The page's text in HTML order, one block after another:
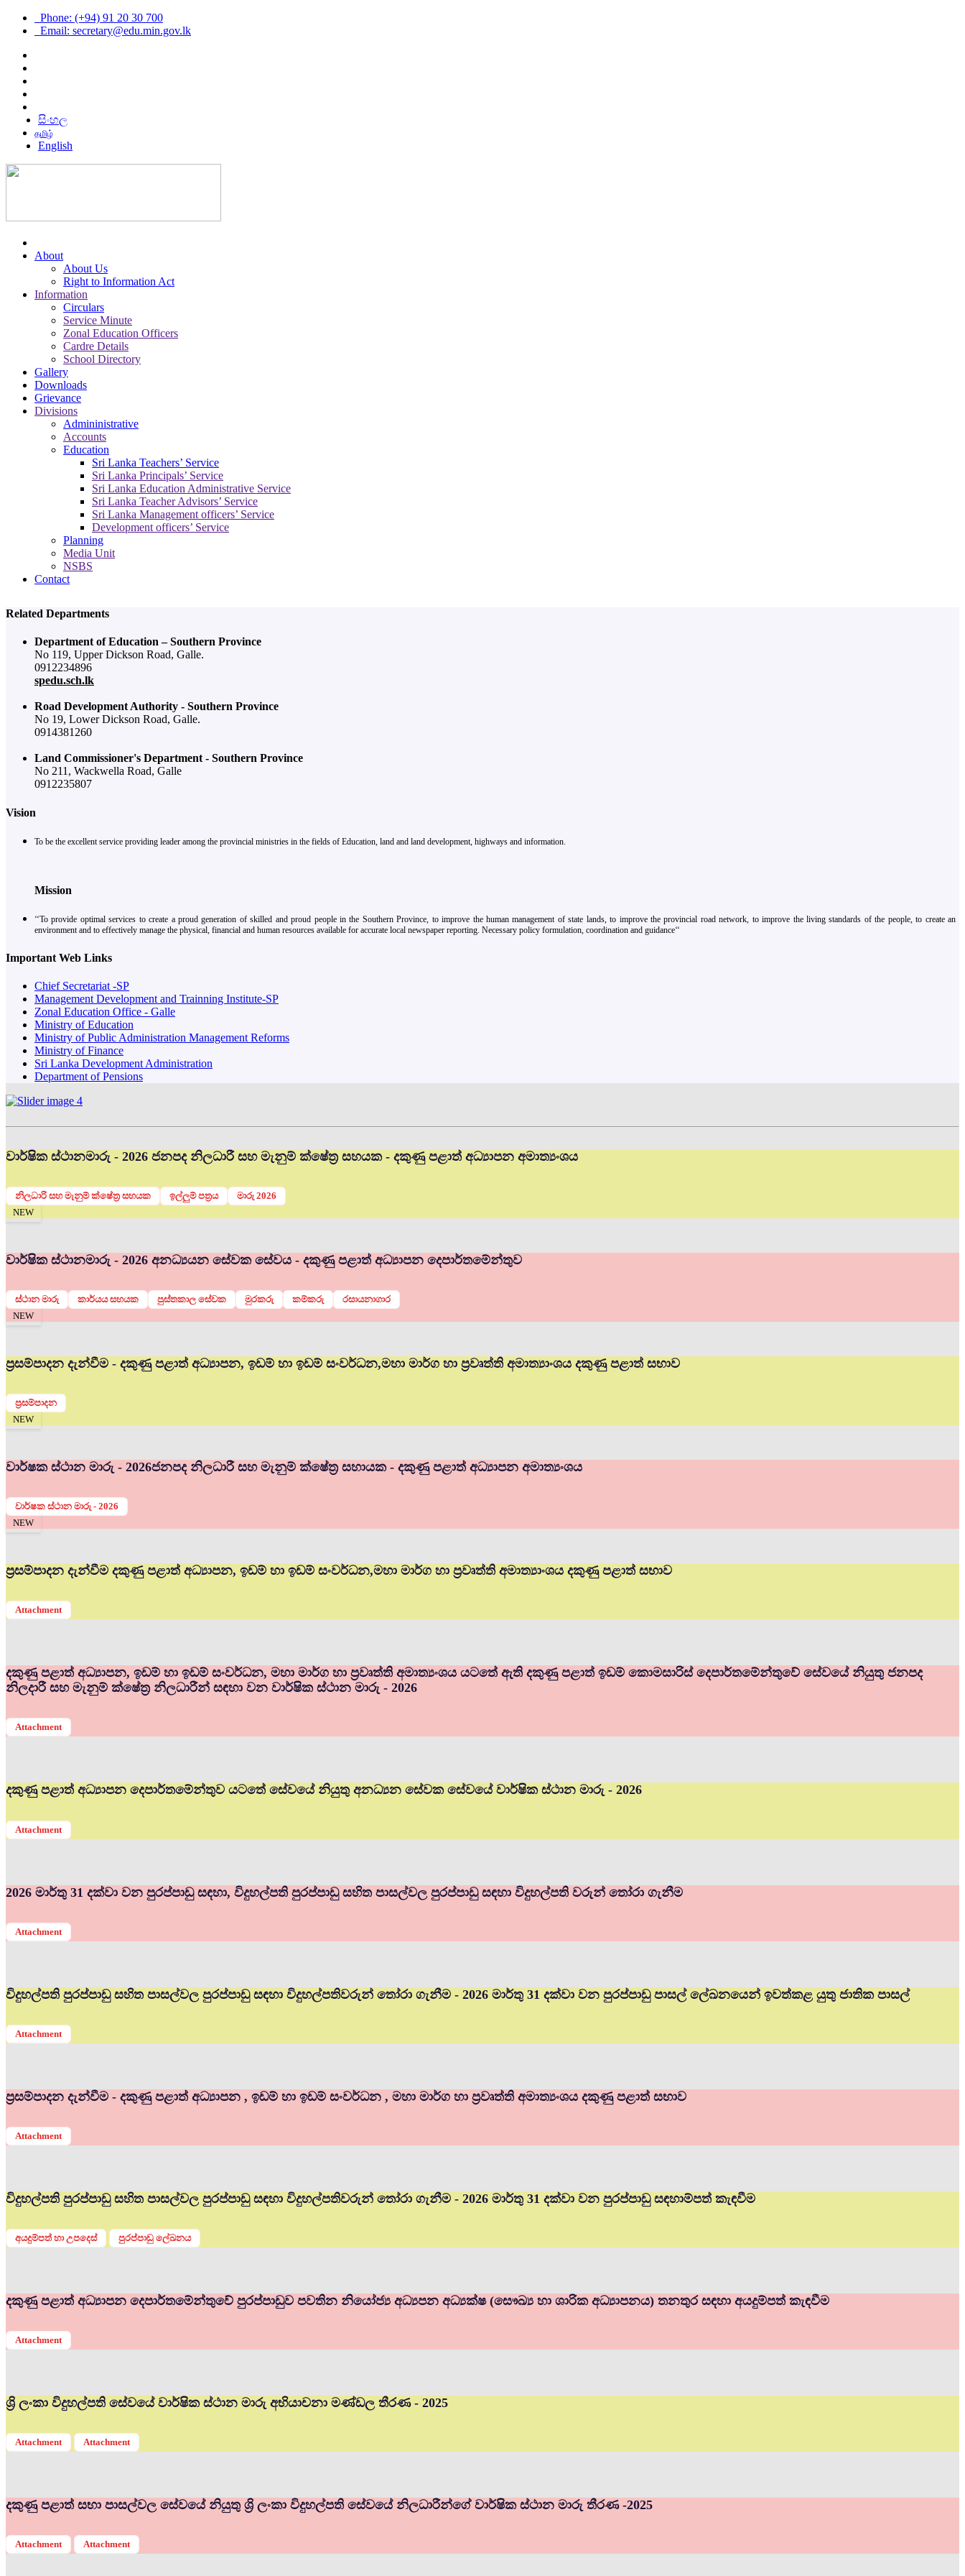
Phone: (+94) 91 20 30 700
Email: secretary@edu.min.gov.lk
සිංහල
தமிழ்
English
About
About Us
Right to Information Act
Information
Circulars
Service Minute
Zonal Education Officers
Cardre Details
School Directory
Gallery
Downloads
Grievance
Divisions
Admininistrative
Accounts
Education
Sri Lanka Teachers’ Service
Sri Lanka Principals’ Service
Sri Lanka Education Administrative Service
Sri Lanka Teacher Advisors’ Service
Sri Lanka Management officers’ Service
Development officers’ Service
Planning
Media Unit
NSBS
Contact
Related Departments
Department of Education – Southern Province
No 119, Upper Dickson Road, Galle.
0912234896
spedu.sch.lk
Road Development Authority - Southern Province
No 19, Lower Dickson Road, Galle.
0914381260
Land Commissioner's Department - Southern Province
No 211, Wackwella Road, Galle
0912235807
Vision
To be the excellent service providing leader among the provincial ministries in the fields of Education, land and land development, highways and information.
Mission
‘‘To provide optimal services to create a proud generation of skilled and proud people in the Southern Province, to improve the human management of state lands, to improve the provincial road network, to improve the living standards of the people, to create an
environment and to effectively manage the physical, financial and human resources available for accurate local newspaper reporting. Necessary policy formulation, coordination and guidance‘‘
Important Web Links
Chief Secretariat -SP
Management Development and Trainning Institute-SP
Zonal Education Office - Galle
Ministry of Education
Ministry of Public Administration Management Reforms
Ministry of Finance
Sri Lanka Development Administration
Department of Pensions
වාර්ෂික ස්ථානමාරු - 2026 ජනපද නිලධාරී සහ මැනුම් ක්ෂේත්‍ර සහයක - දකුණු පළාත් අධ්‍යාපන අමාත්‍යංශය
නිලධාරි සහ මැනුම් ක්ෂේත්‍ර සහයක ඉල්ලුම් පත්‍රය
මාරු 2026
NEW
වාර්ෂික ස්ථානමාරු - 2026 අනධ්‍යයන සේවක සේවය - දකුණු පළාත් අධ්‍යාපන දෙපාර්තමේන්තුව
ස්ථාන මාරු කාර්යය සහයක පුස්තකාල සේවක මුරකරු කම්කරු
රසායනාගාර
NEW
ප්‍රසම්පාදන දැන්වීම - දකුණු පළාත් අධ්‍යාපන, ඉඩම් හා ඉඩම් සංවර්ධන,මහා මාර්ග හා ප්‍රවෘත්ති අමාත්‍යාංශය දකුණු පළාත් සභාව
ප්‍රසම්පාදන
NEW
වාර්ෂක ස්ථාන මාරු - 2026ජනපද නිලධාරී සහ මැනුම් ක්ෂේත්‍ර සහායක - දකුණු පළාත් අධ්‍යාපන අමාත්‍යංශය
වාර්ෂක ස්ථාන මාරු - 2026
NEW
ප්‍රසම්පාදන දැන්වීම දකුණු පළාත් අධ්‍යාපන, ඉඩම් හා ඉඩම් සංවර්ධන,මහා මාර්ග හා ප්‍රවෘත්ති අමාත්‍යාංශය දකුණු පළාත් සභාව
Attachment
දකුණු පළාත් අධ්‍යාපන, ඉඩම් හා ඉඩම් සංවර්ධන, මහා මාර්ග හා ප්‍රවෘත්ති අමාත්‍යංශය යටතේ ඇති දකුණු පළාත් ඉඩම් කොමසාරිස් දෙපාර්තමේන්තුවේ සේවයේ නියුතු ජනපද
නිලදාරී සහ මැනුම් ක්ෂේත්‍ර නිලධාරීන් සඳහා වන වාර්ෂික ස්ථාන මාරු - 2026
Attachment
දකුණු පළාත් අධ්‍යාපන දෙපාර්තමේන්තුව යටතේ සේවයේ නියුතු අනධ්‍යන සේවක සේවයේ වාර්ෂික ස්ථාන මාරු - 2026
Attachment
2026 මාර්තු 31 දක්වා වන පුරප්පාඩු සඳහා, විදුහල්පති පුරප්පාඩු සහිත පාසල්වල පුරප්පාඩු සඳහා විදුහල්පති වරුන් තෝරා ගැනීම
Attachment
විදුහල්පති පුරප්පාඩු සහිත පාසල්වල පුරප්පාඩු සඳහා විදුහල්පතිවරුන් තෝරා ගැනීම - 2026 මාර්තු 31 දක්වා වන පුරප්පාඩු පාසල් ලේඛනයෙන් ඉවත්කළ යුතු ජාතික පාසල්
Attachment
ප්‍රසම්පාදන දැන්වීම - දකුණු පළාත් අධ්‍යාපන , ඉඩම් හා ඉඩම් සංවර්ධන , මහා මාර්ග හා ප්‍රවෘත්ති අමාත්‍යංශය දකුණු පළාත් සභාව
Attachment
විදුහල්පති පුරප්පාඩු සහිත පාසල්වල පුරප්පාඩු සඳහා විදුහල්පතිවරුන් තෝරා ගැනීම - 2026 මාර්තු 31 දක්වා වන පුරප්පාඩු සඳහාම්පත් කැඳවීම
අයදුම්පත් හා උපදෙස් පුරප්පාඩු ලේඛනය
දකුණු පළාත් අධ්‍යාපන දෙපාර්තමේන්තුවේ පුරප්පාඩුව පවතින නියෝජ්‍ය අධ්‍යපන අධ්‍යක්ෂ (සෞඛ්‍ය හා ශාරික අධ්‍යාපනය) තනතුර සඳහා අයදුම්පත් කැඳවීම
Attachment
ශ්‍රි ලංකා විදුහල්පති සේවයේ වාර්ෂික ස්ථාන මාරු අභියාචනා මණ්ඩල තීරණ - 2025
Attachment Attachment
දකුණු පළාත් සභා පාසල්වල සේවයේ නියුතු ශ්‍රි ලංකා විදුහල්පති සේවයේ නිලධාරීන්ගේ වාර්ෂික ස්ථාන මාරු තීරණ -2025
Attachment Attachment